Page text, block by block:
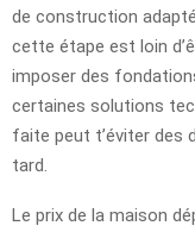
de construction
cette étape est loin
imposer des
certaines solutions
faite peut t’éviter des
tard.
Le prix de la maison